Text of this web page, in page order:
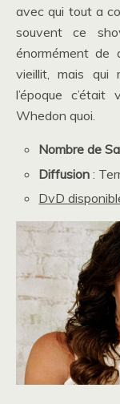
avec qui tout a
souvent ce
énormément de
vieillit, mais qui
l’époque
Whedon quoi.
Nombre de
Diffusion :
DvD